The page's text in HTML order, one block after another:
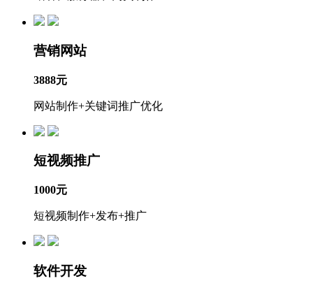
营销网站
3888元
网站制作+关键词推广优化
短视频推广
1000元
短视频制作+发布+推广
软件开发